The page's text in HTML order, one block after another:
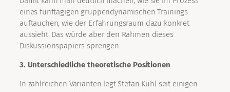
eines fünftägigen gruppendynamischen Trainings
auftauchen, wie der Erfahrungsraum dazu konkret
aussieht. Das würde aber den Rahmen dieses
Diskussionspapiers sprengen.
3. Unterschiedliche theoretische Positionen
In zahlreichen Varianten legt Stefan Kühl seit einigen